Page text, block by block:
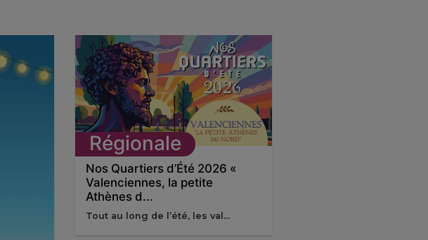
Régionale
Nos Quartiers d’Été 2026 «
Valenciennes, la petite
Athènes d...
Tout au long de l’été, les val...